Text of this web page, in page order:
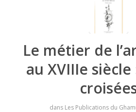
Le métier de
au XVIIIe
dans Les Publications du